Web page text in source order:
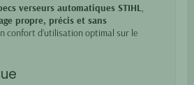
verseurs automatiques STIHL
propre, précis et sans
confort d’utilisation optimal sur le